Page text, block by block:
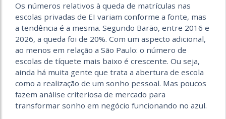
Os números relativos à queda de matrículas nas
escolas privadas de EI variam conforme a fonte, mas
a tendência é a mesma. Segundo Barão, entre 2016 e
2026, a queda foi de 20%. Com um aspecto adicional,
ao menos em relação a São Paulo: o número de
escolas de tíquete mais baixo é crescente. Ou seja,
ainda há muita gente que trata a abertura de escola
como a realização de um sonho pessoal. Mas poucos
fazem análise criteriosa de mercado para
transformar sonho em negócio funcionando no azul.